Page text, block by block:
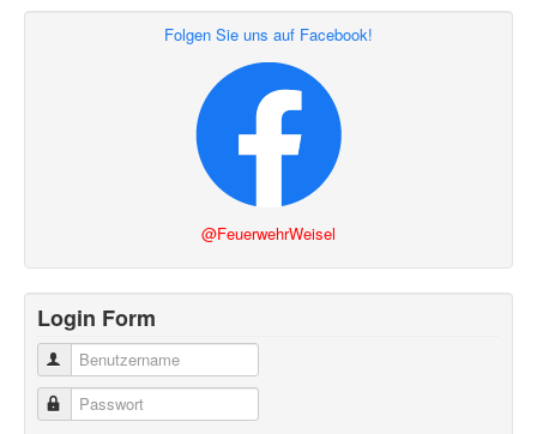
Folgen Sie uns auf Facebook!
@FeuerwehrWeisel
Login Form
Benutzername
Passwort